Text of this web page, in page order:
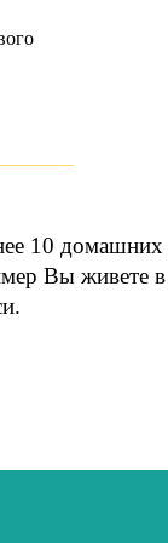
10 домашних
Вы живете